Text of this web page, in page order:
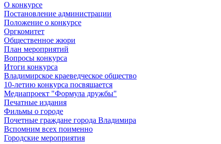
О конкурсе
Постановление администрации
Положение о конкурсе
Оргкомитет
Общественное жюри
План мероприятий
Вопросы конкурса
Итоги конкурса
Владимирское краеведческое общество
10-летию конкурса посвящается
Медиапроект "Формула дружбы"
Печатные издания
Фильмы о городе
Почетные граждане города Владимира
Вспомним всех поименно
Городские мероприятия